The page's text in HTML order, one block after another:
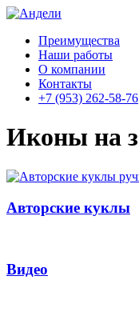
Преимущества
Наши работы
О компании
Контакты
+7 (953) 262-58-76
Иконы на
Авторские куклы
Видео